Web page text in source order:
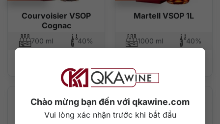
Chào mừng bạn đến với qkawine.com
Vui lòng xác nhận trước khi bắt đầu
Courvoisier VSOP
Cognac
700 ml 40%
Martell VSOP 1L
1000 ml 40%